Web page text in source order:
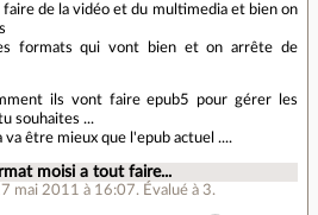
faire de la vidéo et du multimedia et bien on
formats qui vont bien et on arrête de
ils vont faire epub5 pour gérer les
souhaites ...
va être mieux que l'epub actuel ....
moisi a tout faire...
mai 2011 à 16:07. Évalué à 3.